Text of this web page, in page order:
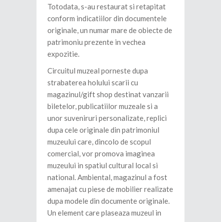
Totodata, s-au restaurat si retapitat
conform indicatiilor din documentele
originale, un numar mare de obiecte de
patrimoniu prezente in vechea
expozitie.
Circuitul muzeal porneste dupa
strabaterea holului scarii cu
magazinul/gift shop destinat vanzarii
biletelor, publicatiilor muzeale si a
unor suveniruri personalizate, replici
dupa cele originale din patrimoniul
muzeului care, dincolo de scopul
comercial, vor promova imaginea
muzeului in spatiul cultural local si
national. Ambiental, magazinul a fost
amenajat cu piese de mobilier realizate
dupa modele din documente originale.
Un element care plaseaza muzeul in